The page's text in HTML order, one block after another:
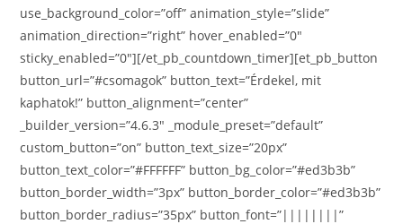
use_background_color=”off” animation_style=”slide”
animation_direction=”right” hover_enabled=”0″
sticky_enabled=”0″][/et_pb_countdown_timer][et_pb_button
button_url=”#csomagok” button_text=”Érdekel, mit
kaphatok!” button_alignment=”center”
_builder_version=”4.6.3″ _module_preset=”default”
custom_button=”on” button_text_size=”20px”
button_text_color=”#FFFFFF” button_bg_color=”#ed3b3b”
button_border_width=”3px” button_border_color=”#ed3b3b”
button_border_radius=”35px” button_font=”||||||||”